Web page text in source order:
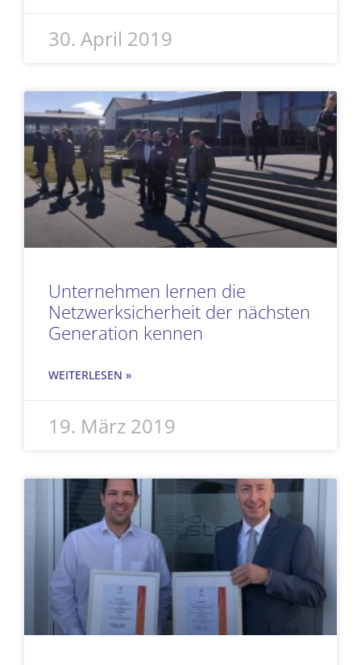
30. April 2019
Unternehmen lernen die
Netzwerksicherheit der nächsten
Generation kennen
WEITERLESEN »
19. März 2019